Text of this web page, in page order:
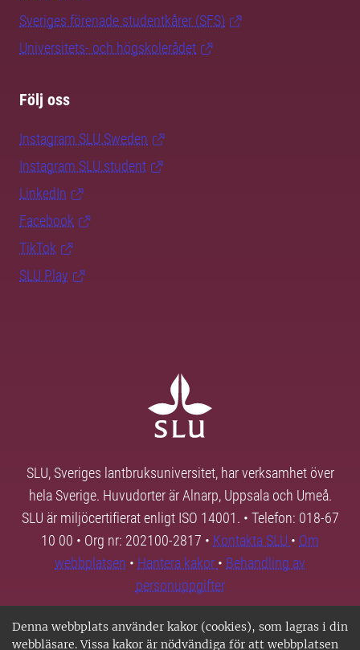
Denna webbplats använder kakor (cookies), som lagras i din
webbläsare. Vissa kakor är nödvändiga för att webbplatsen
Sveriges förenade studentkårer (SFS)
Universitets- och högskolerådet
Följ oss
Instagram SLU.Sweden
Instagram SLU.student
LinkedIn
Facebook
TikTok
SLU Play
SLU, Sveriges lantbruksuniversitet, har verksamhet över
hela Sverige. Huvudorter är Alnarp, Uppsala och Umeå.
SLU är miljöcertifierat enligt ISO 14001. • Telefon: 018-67
10 00 • Org nr: 202100-2817 • Kontakta SLU • Om
webbplatsen • Hantera kakor • Behandling av
personuppgifter